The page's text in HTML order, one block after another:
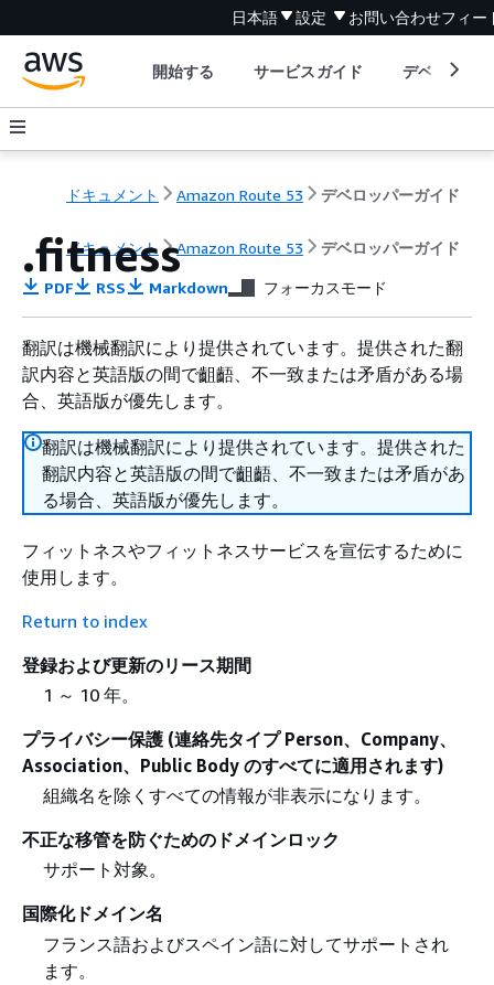
日本語 設定 お問い合わせフィー
開始する サービスガイド デベロッパ
ドキュメント Amazon Route 53 デベロッパーガイド
ドキュメント Amazon Route 53 デベロッパーガイド
.fitness
PDF RSS Markdown フォーカスモード
翻訳は機械翻訳により提供されています。提供された翻
訳内容と英語版の間で齟齬、不一致または矛盾がある場
合、英語版が優先します。
翻訳は機械翻訳により提供されています。提供された
翻訳内容と英語版の間で齟齬、不一致または矛盾があ
る場合、英語版が優先します。
フィットネスやフィットネスサービスを宣伝するために
使用します。
Return to index
登録および更新のリース期間
1 ～ 10 年。
プライバシー保護 (連絡先タイプ Person、Company、
Association、Public Body のすべてに適用されます)
組織名を除くすべての情報が非表示になります。
不正な移管を防ぐためのドメインロック
サポート対象。
国際化ドメイン名
フランス語およびスペイン語に対してサポートされ
ます。